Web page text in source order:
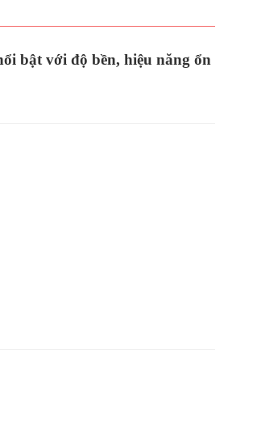
bật với độ bền, hiệu năng ổn